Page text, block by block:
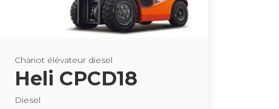
Cha­riot élé­va­teur die­sel
Heli CPCD18
Die­sel